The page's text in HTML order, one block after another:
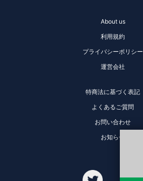
About us
利用規約
プライバシーポリシー
運営会社
特商法に基づく表記
よくあるご質問
お問い合わせ
お知らせ